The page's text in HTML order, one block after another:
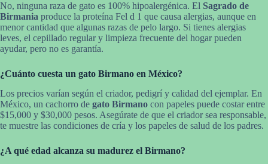
No, ninguna raza de gato es 100% hipoalergénica. El Sagrado de
Birmania produce la proteína Fel d 1 que causa alergias, aunque en
menor cantidad que algunas razas de pelo largo. Si tienes alergias
leves, el cepillado regular y limpieza frecuente del hogar pueden
ayudar, pero no es garantía.
¿Cuánto cuesta un gato Birmano en México?
Los precios varían según el criador, pedigrí y calidad del ejemplar. En
México, un cachorro de gato Birmano con papeles puede costar entre
$15,000 y $30,000 pesos. Asegúrate de que el criador sea responsable,
te muestre las condiciones de cría y los papeles de salud de los padres.
¿A qué edad alcanza su madurez el Birmano?